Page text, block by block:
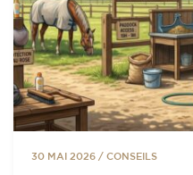
30 MAI 2026 / CONSEILS